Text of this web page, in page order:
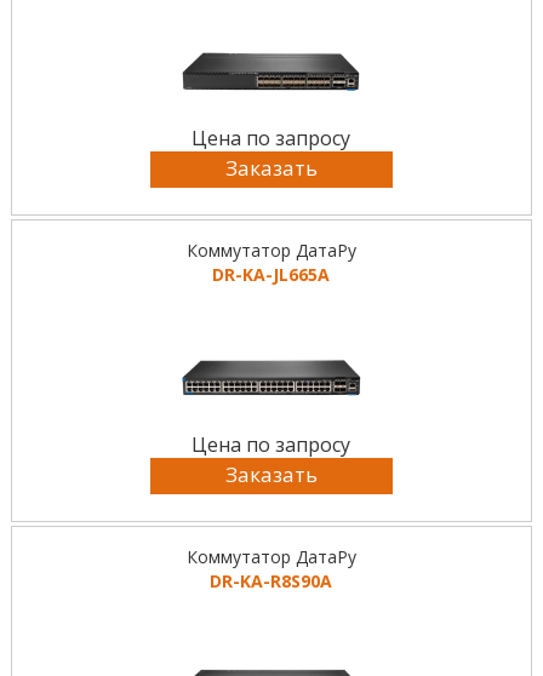
Цена по запросу
Заказать
Коммутатор ДатаРу
DR-KА-JL665A
Цена по запросу
Заказать
Коммутатор ДатаРу
DR-KА-R8S90A